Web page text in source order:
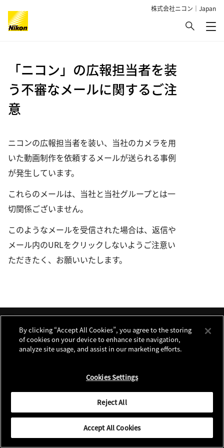
株式会社ニコン｜Japan
検索
メ
「ニコン」の広報担当者を装
う不審なメールに関するご注
意
ニコンの広報担当者を装い、当社のカメラを用
いた動画制作を依頼するメールが送られる事例
が発生しています。
これらのメールは、当社と当社グループとは一
切関係ございません。
このようなメールを受信された場合は、返信や
メール内のURLをクリックしないようご注意い
ただきたく、お願いいたします。
ニュース サイト更新情報 RSSについて ソーシャルメディアアカウント
By clicking “Accept All Cookies”, you agree to the storing
of cookies on your device to enhance site navigation,
analyze site usage, and assist in our marketing efforts.
Cookies Settings
Reject All
Accept All Cookies